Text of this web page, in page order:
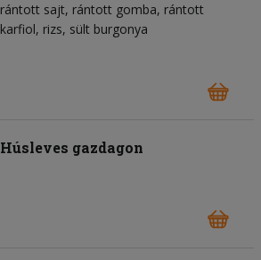
rántott sajt, rántott gomba, rántott
karfiol, rizs, sült burgonya
Húsleves gazdagon